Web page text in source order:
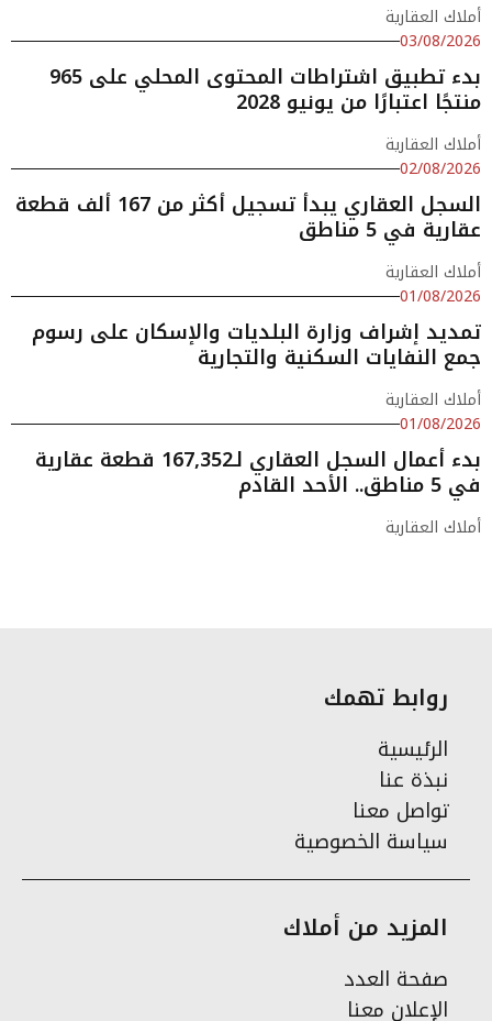
أملاك العقارية
03/08/2026
بدء تطبيق اشتراطات المحتوى المحلي على 965
منتجًا اعتبارًا من يونيو 2028
أملاك العقارية
02/08/2026
السجل العقاري يبدأ تسجيل أكثر من 167 ألف قطعة
عقارية في 5 مناطق
أملاك العقارية
01/08/2026
تمديد إشراف وزارة البلديات والإسكان على رسوم
جمع النفايات السكنية والتجارية
أملاك العقارية
01/08/2026
بدء أعمال السجل العقاري لـ167,352 قطعة عقارية
في 5 مناطق.. الأحد القادم
أملاك العقارية
روابط تهمك
الرئيسية
نبذة عنا
تواصل معنا
سياسة الخصوصية
المزيد من أملاك
صفحة العدد
الإعلان معنا